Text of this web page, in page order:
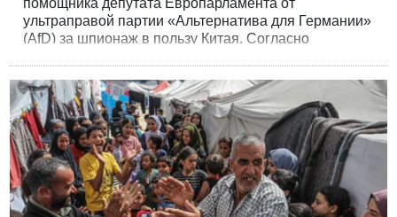
помощника депутата Европарламента от
ультраправой партии «Альтернатива для Германии»
(AfD) за шпионаж в пользу Китая. Согласно
службы.